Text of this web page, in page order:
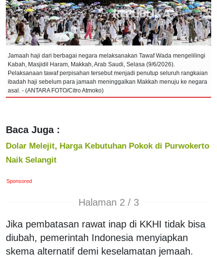
Jamaah haji dari berbagai negara melaksanakan Tawaf Wada mengelilingi
Kabah, Masjidil Haram, Makkah, Arab Saudi, Selasa (9/6/2026).
Pelaksanaan tawaf perpisahan tersebut menjadi penutup seluruh rangkaian
ibadah haji sebelum para jamaah meninggalkan Makkah menuju ke negara
asal. - (ANTARA FOTO/Citro Atmoko)
Baca Juga :
Dolar Melejit, Harga Kebutuhan Pokok di Purwokerto
Naik Selangit
Sponsored
Halaman 2 / 3
Jika pembatasan rawat inap di KKHI tidak bisa
diubah, pemerintah Indonesia menyiapkan
skema alternatif demi keselamatan jemaah.